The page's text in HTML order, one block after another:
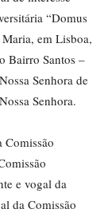
“Domus
em Lisboa,
Bairro Santos –
Senhora de
Senhora.
Comissão
e vogal da
da Comissão